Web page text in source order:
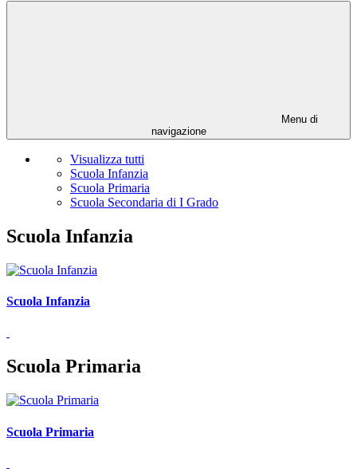
Menu di
navigazione
Visualizza tutti
Scuola Infanzia
Scuola Primaria
Scuola Secondaria di I Grado
Scuola Infanzia
Scuola Infanzia
Scuola Primaria
Scuola Primaria